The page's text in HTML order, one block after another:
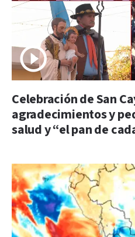
Celebración de San
agradecimientos y
salud y “el pan de